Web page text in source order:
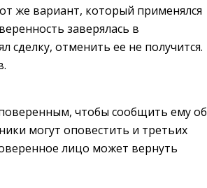
же вариант, который применялся
заверялась в
сделку, отменить ее не получится.
чтобы сообщить ему об
могут оповестить и третьих
лицо может вернуть